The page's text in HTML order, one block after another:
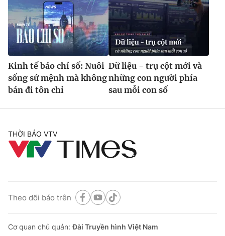
Kinh tế báo chí số: Nuôi
sống sứ mệnh mà không
bán đi tôn chỉ
Dữ liệu - trụ cột mới và
những con người phía
sau mỗi con số
THỜI BÁO VTV
Theo dõi báo trên
Cơ quan chủ quản:Đài Truyền hình Việt Nam